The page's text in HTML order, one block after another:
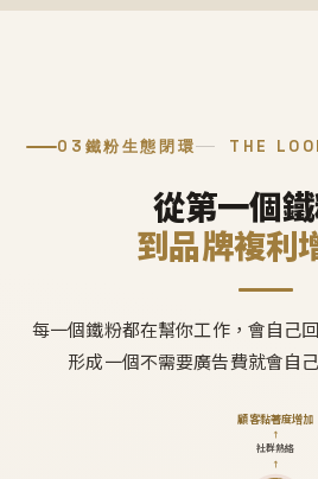
03 鐵粉生態閉環 THE
從第一個鐵
到品牌複利
每一個鐵粉都在幫你工作，會自己
形成一個不需要廣告費就會自
↑
社群熱絡
↑
顧客黏著度增加